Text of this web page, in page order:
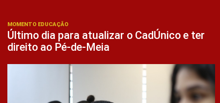
MOMENTO EDUCAÇÃO
Último dia para atualizar o CadÚnico e ter
direito ao Pé-de-Meia